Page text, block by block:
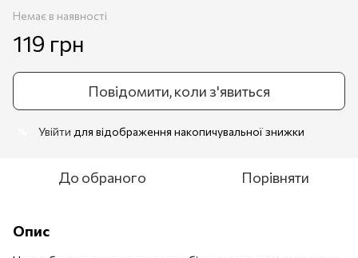
Немає в наявності
119 грн
Повідомити, коли з'явиться
Увійти для відображення накопичувальної знижки
До обраного Порівняти
Опис